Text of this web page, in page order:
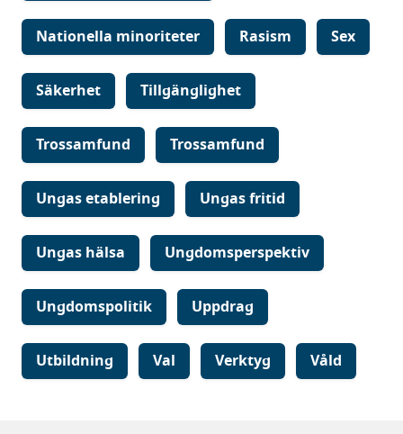
Nationella minoriteter Rasism Sex
Säkerhet Tillgänglighet
Trossamfund Trossamfund
Ungas etablering Ungas fritid
Ungas hälsa Ungdomsperspektiv
Ungdomspolitik Uppdrag
Utbildning Val Verktyg Våld